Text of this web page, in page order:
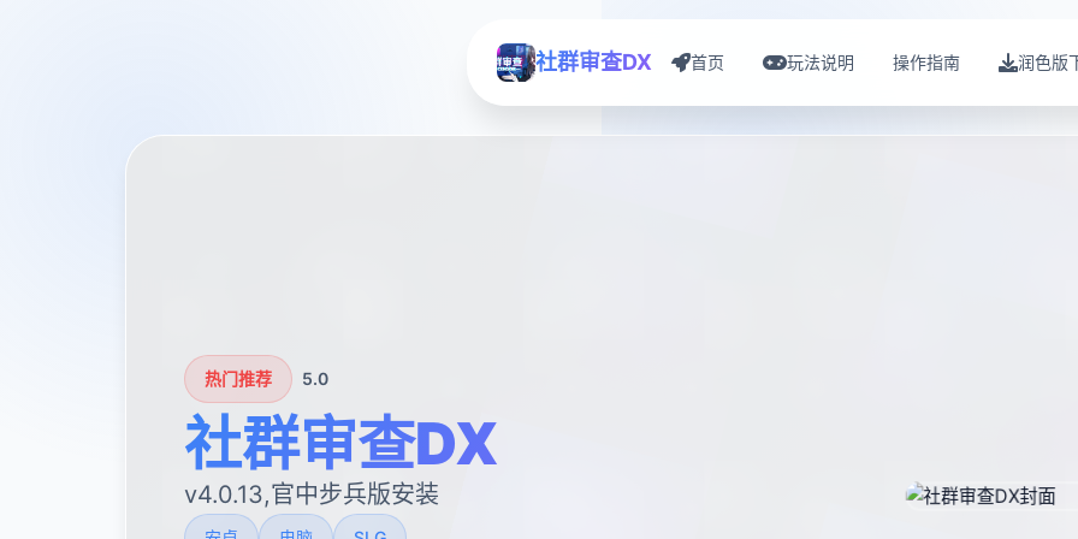
社群审查DX 首页 玩法说明 操作指南 润色版
热门推荐 5.0
社群审查DX
v4.0.13,官中步兵版安装